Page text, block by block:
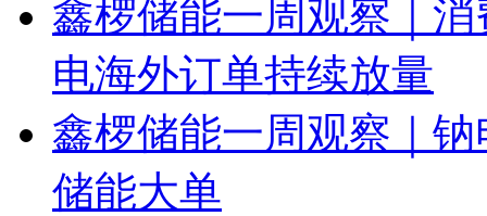
鑫椤储能一周观察｜
电海外订单持续放量
鑫椤储能一周观察｜
储能大单